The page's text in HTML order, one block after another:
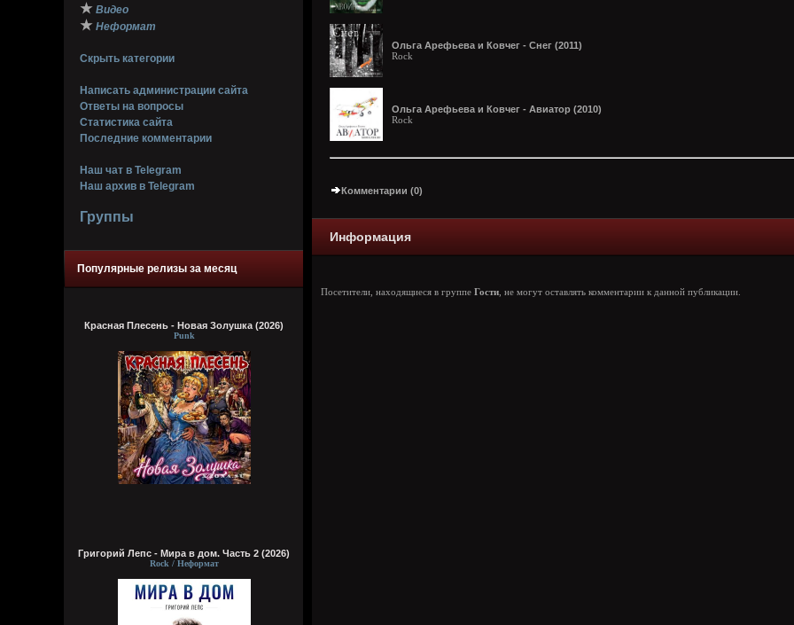
★ Видео
★ Неформат
Скрыть категории
Написать администрации сайта
Ответы на вопросы
Статистика сайта
Последние комментарии
Наш чат в Telegram
Наш архив в Telegram
Группы
Популярные релизы за месяц
Красная Плесень - Новая Золушка (2026)
Punk
Григорий Лепс - Мира в дом. Часть 2 (2026)
Rock / Неформат
Ольга Арефьева и Ковчег - Снег (2011)
Rock
Ольга Арефьева и Ковчег - Авиатор (2010)
Rock
Комментарии (0)
Информация
Посетители, находящиеся в группе Гости , не могут оставлять комментарии к данной публикации.